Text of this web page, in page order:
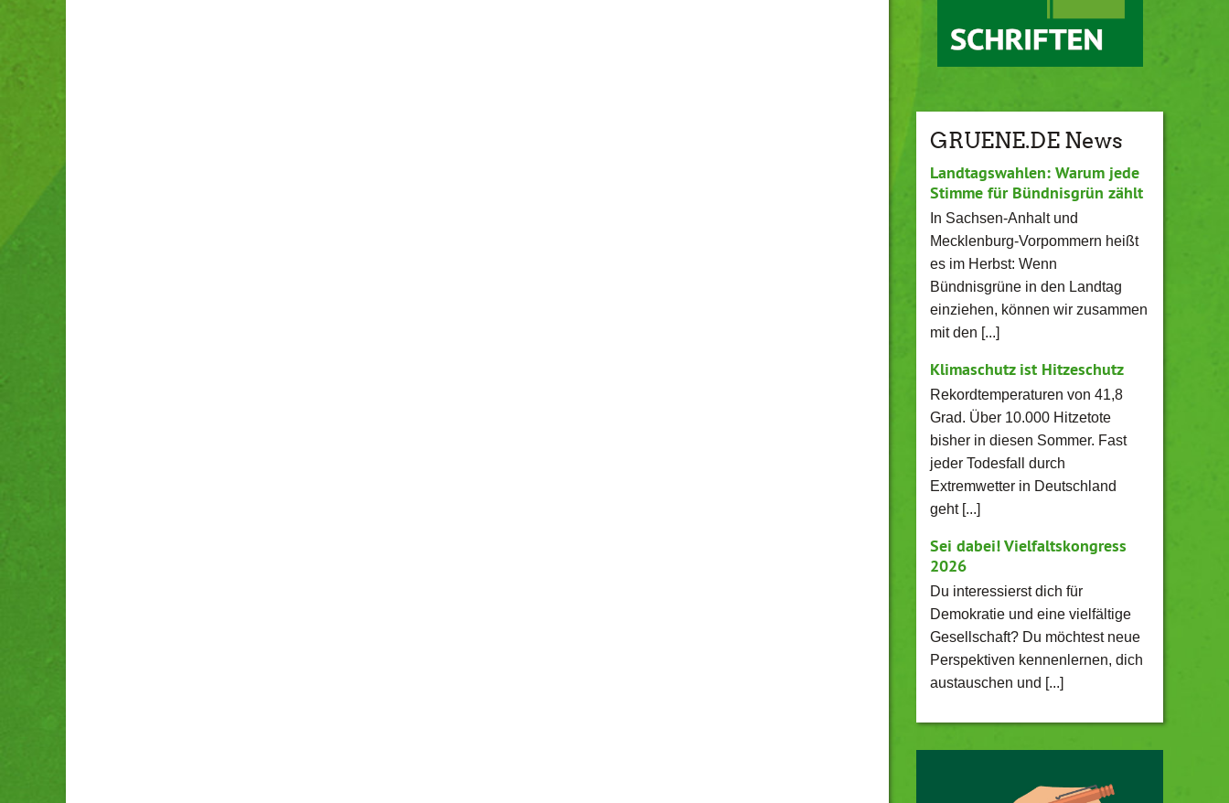
GRUENE.DE News
Landtagswahlen: Warum jede
Stimme für Bündnisgrün zählt
In Sachsen-Anhalt und
Mecklenburg-Vorpommern heißt
es im Herbst: Wenn
Bündnisgrüne in den Landtag
einziehen, können wir zusammen
mit den [...]
Klimaschutz ist Hitzeschutz
Rekordtemperaturen von 41,8
Grad. Über 10.000 Hitzetote
bisher in diesen Sommer. Fast
jeder Todesfall durch
Extremwetter in Deutschland
geht [...]
Sei dabei! Vielfaltskongress
2026
Du interessierst dich für
Demokratie und eine vielfältige
Gesellschaft? Du möchtest neue
Perspektiven kennenlernen, dich
austauschen und [...]